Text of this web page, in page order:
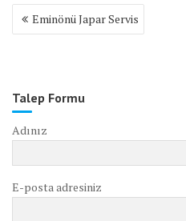
Yazı
gezinmesi
Eminönü Japar Servis
Talep Formu
Adınız
E-posta adresiniz